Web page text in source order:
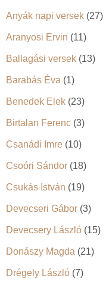
Anyák napi versek (27)
Aranyosi Ervin (11)
Ballagási versek (13)
Barabás Éva (1)
Benedek Elek (23)
Birtalan Ferenc (3)
Csanádi Imre (10)
Csoóri Sándor (18)
Csukás István (19)
Devecseri Gábor (3)
Devecsery László (15)
Donászy Magda (21)
Drégely László (7)